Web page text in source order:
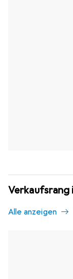
Verkaufsrang
Alle anzeigen